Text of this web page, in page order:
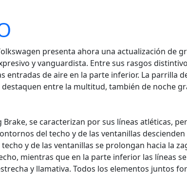
presenta ahora una actualización de
y vanguardista. Entre sus rasgos
entradas de aire en la parte inferior. La parrilla
entre la multitud, también de noche
se caracterizan por sus líneas atléticas,
del techo y de las ventanillas
y de las ventanillas se prolongan hacia la
mientras que en la parte inferior las líneas
y llamativa. Todos los elementos